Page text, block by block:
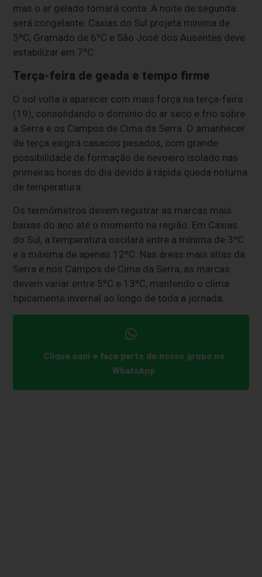
mas o ar gelado tomará conta. A noite de segunda
será congelante: Caxias do Sul projeta mínima de
5ºC, Gramado de 6ºC e São José dos Ausentes deve
estabilizar em 7ºC.
Terça-feira de geada e tempo firme
O sol volta a aparecer com mais força na terça-feira
(19), consolidando o domínio do ar seco e frio sobre
a Serra e os Campos de Cima da Serra. O amanhecer
de terça exigirá casacos pesados, com grande
possibilidade de formação de nevoeiro isolado nas
primeiras horas do dia devido à rápida queda noturna
de temperatura.
Os termômetros devem registrar as marcas mais
baixas do ano até o momento na região. Em Caxias
do Sul, a temperatura oscilará entre a mínima de 3ºC
e a máxima de apenas 12ºC. Nas áreas mais altas da
Serra e nos Campos de Cima da Serra, as marcas
devem variar entre 5ºC e 13ºC, mantendo o clima
tipicamente invernal ao longo de toda a jornada.
Clique aqui e faça parte do nosso grupo no
WhatsApp